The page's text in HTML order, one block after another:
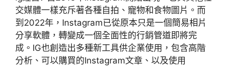
交媒體一樣充斥著各種自拍、寵物和食物圖片。而
到2022年，Instagram已從原本只是一個簡易相片
分享軟體，轉變成一個全面性的行銷管道即將完
成。IG也創造出多種新工具供企業使用，包含高階
分析、可以購買的Instagram文章、以及使用